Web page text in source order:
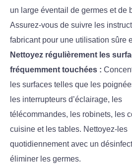
un large éventail de germes et de
Assurez-vous de suivre les
fabricant pour une utilisation sûre
Nettoyez régulièrement les
fréquemment touchées :
les surfaces telles que les
les interrupteurs d’éclairage, les
télécommandes, les robinets, les
cuisine et les tables. Nettoyez-les
quotidiennement avec un
éliminer les germes.